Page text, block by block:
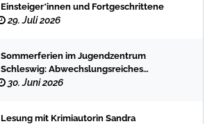
Einsteiger*innen und Fortgeschrittene
29. Juli 2026
Sommerferien im Jugendzentrum
Schleswig: Abwechslungsreiches
Programm für Kinder und Jugendliche
30. Juni 2026
Lesung mit Krimiautorin Sandra